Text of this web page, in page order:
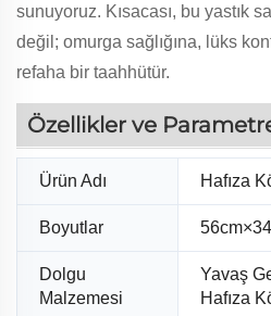
sunuyoruz. Kısacası, bu yastık
değil; omurga sağlığına, lüks
refaha bir taahhütür.
Özellikler ve
Ürün Adı Hafıza
Boyutlar
Dolgu
Malzemesi
Yavaş
Hafıza